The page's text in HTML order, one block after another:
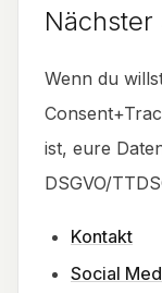
Nächster
Wenn du
ist, eure
DSGVO/
Kontakt
Social